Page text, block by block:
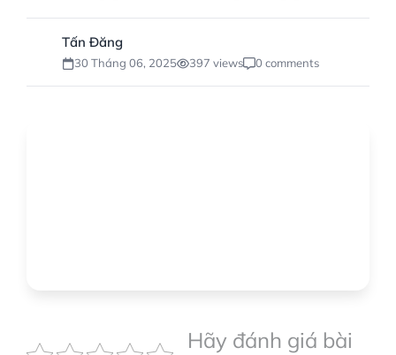
Tấn Đăng
30 Tháng 06, 2025 397 views 0 comments
Hãy đánh giá bài